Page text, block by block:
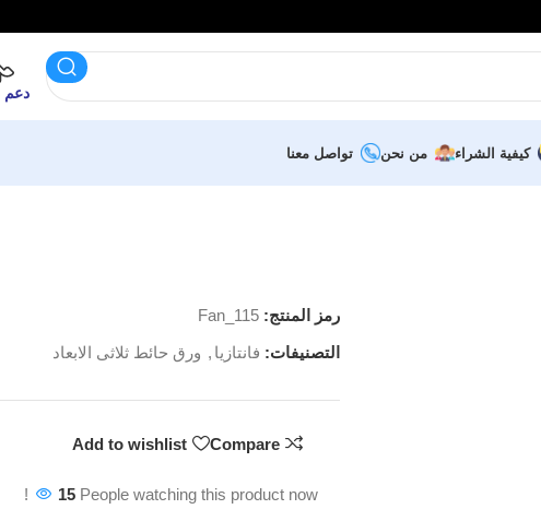
دعم 24/16
كيفية الشراء من نحن تواصل معنا
رمز المنتج: Fan_115
التصنيفات: فانتازيا , ورق حائط ثلاثى الابعاد
Compare
Add to wishlist
15 People watching this product now!